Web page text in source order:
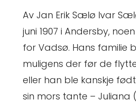
Av Jan Erik Sælø Ivar
juni 1907 i Andersby,
for Vadsø. Hans familie
muligens der før de
eller han ble kanskje
sin mors tante – Juliana